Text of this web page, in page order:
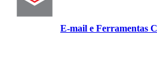
E-mail e Ferramentas